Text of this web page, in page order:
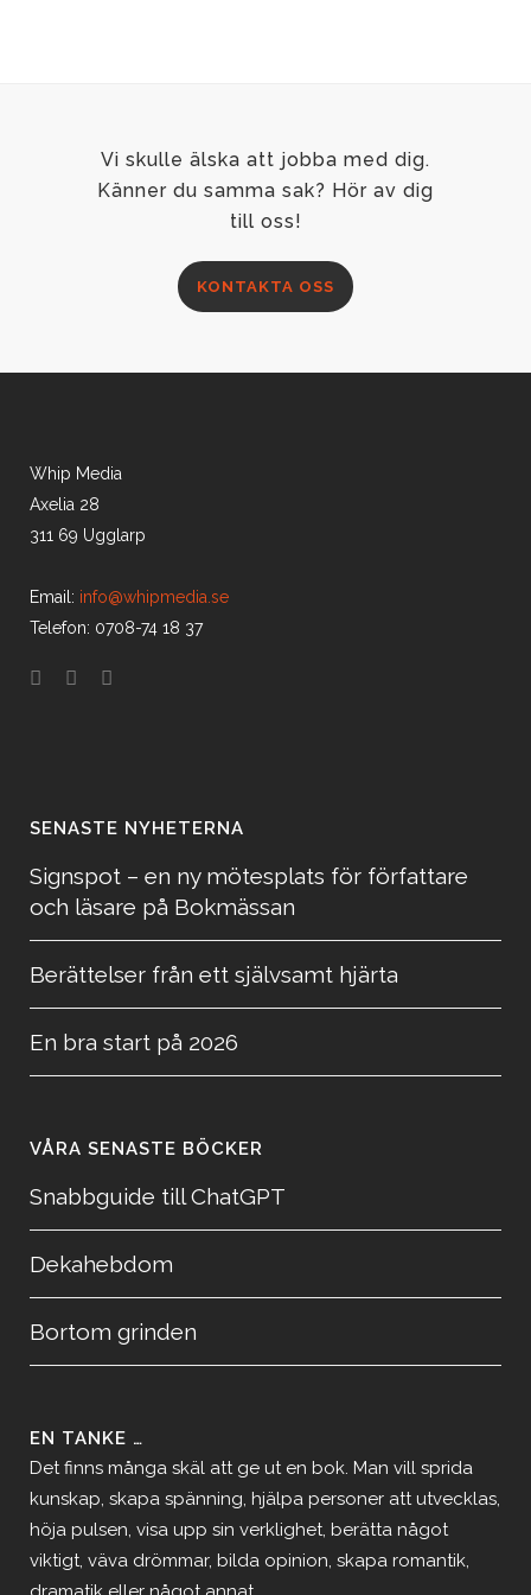
Vi skulle älska att jobba med dig.
Känner du samma sak? Hör av dig
till oss!
KONTAKTA OSS
Whip Media
Axelia 28
311 69 Ugglarp
Email: info@whipmedia.se
Telefon: 0708-74 18 37
SENASTE NYHETERNA
Signspot – en ny mötesplats för författare
och läsare på Bokmässan
Berättelser från ett självsamt hjärta
En bra start på 2026
VÅRA SENASTE BÖCKER
Snabbguide till ChatGPT
Dekahebdom
Bortom grinden
EN TANKE …
Det finns många skäl att ge ut en bok. Man vill sprida
kunskap, skapa spänning, hjälpa personer att utvecklas,
höja pulsen, visa upp sin verklighet, berätta något
viktigt, väva drömmar, bilda opinion, skapa romantik,